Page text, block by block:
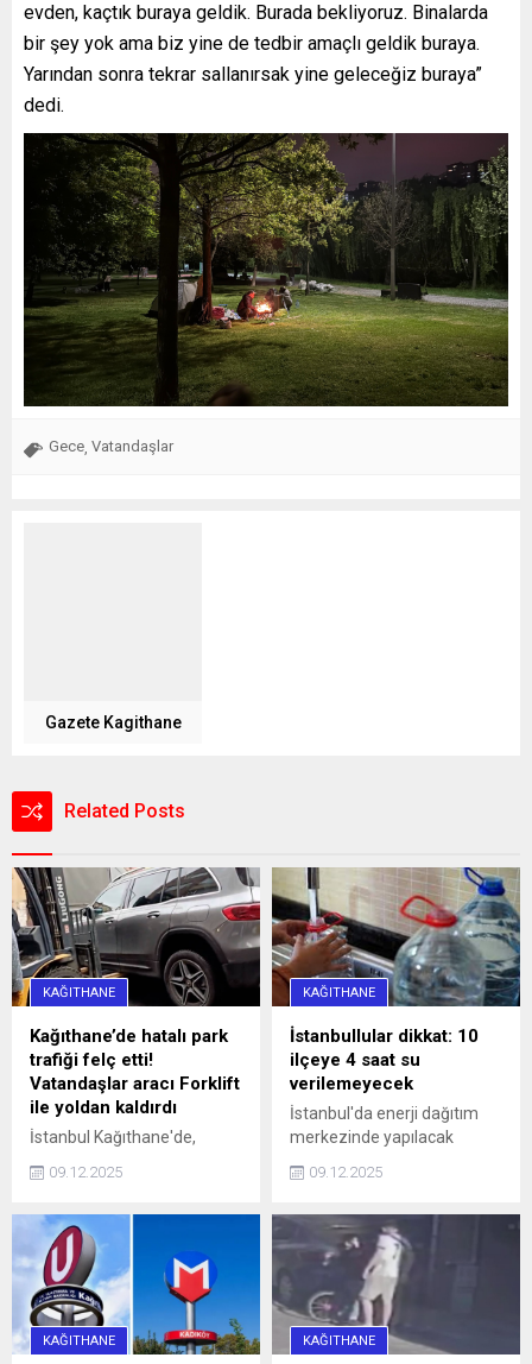
evden, kaçtık buraya geldik. Burada bekliyoruz. Binalarda
bir şey yok ama biz yine de tedbir amaçlı geldik buraya.
Yarından sonra tekrar sallanırsak yine geleceğiz buraya”
dedi.
Gece Vatandaşlar
Gazete Kagithane
Related Posts
KAĞITHANE
Kağıthane’de hatalı park
trafiği felç etti!
Vatandaşlar aracı Forklift
ile yoldan kaldırdı
İstanbul Kağıthane'de,
Sarıgöl Caddesi üzerinde
saat 16.00 sularında 34 SS
hatalı park nedeniyle
caddeyi araç trafiğine
kapattı. Araç sürücüleri ile
halk otobüsündeki
yurttaşlar, uzun bir süre
aracın sürücüsüne
09.12.2025
KAĞITHANE
İstanbullular dikkat: 10
ilçeye 4 saat su
verilemeyecek
İstanbul'da enerji dağıtım
merkezinde yapılacak
çalışmalar nedeniyle yarın
10 ilçeye 4 saat su
09.12.2025
KAĞITHANE KAĞITHANE